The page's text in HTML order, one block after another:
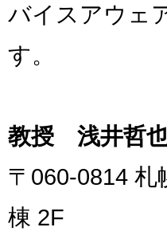
バイスアウェ
す。
教授 浅井哲
〒060-0814
棟 2F